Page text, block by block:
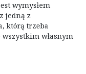
wymysłem
jedną z
którą trzeba
własnym